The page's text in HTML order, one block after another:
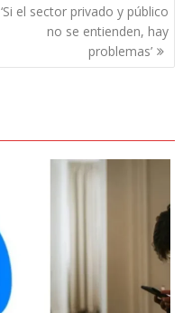
‘Si el sector privado y público
no se entienden, hay
problemas’